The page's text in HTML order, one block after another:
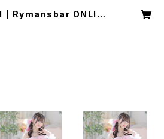
| Rymansbar ONLIN